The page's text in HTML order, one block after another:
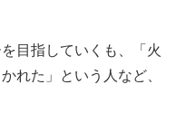
目指していくも、「火
れた」という人など、